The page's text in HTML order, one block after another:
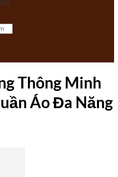
Thông Minh
Áo Đa Năng